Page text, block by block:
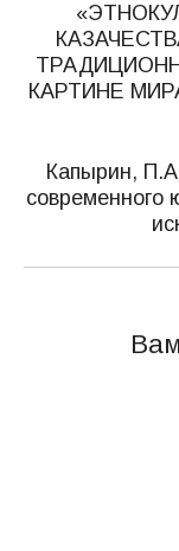
записям
КАРТИНЕ
Капырин,
современного